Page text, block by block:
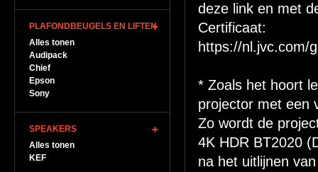
PLAFONDBEUGELS EN LIFTEN
Alles tonen
Audipack
Chief
Epson
Sony
SPEAKERS
Alles tonen
KEF
deze link en met
Certificaat:
https://nl.jvc.com/
* Zoals het hoort
projector met een
Zo wordt de
4K HDR BT2020
na het uitlijnen